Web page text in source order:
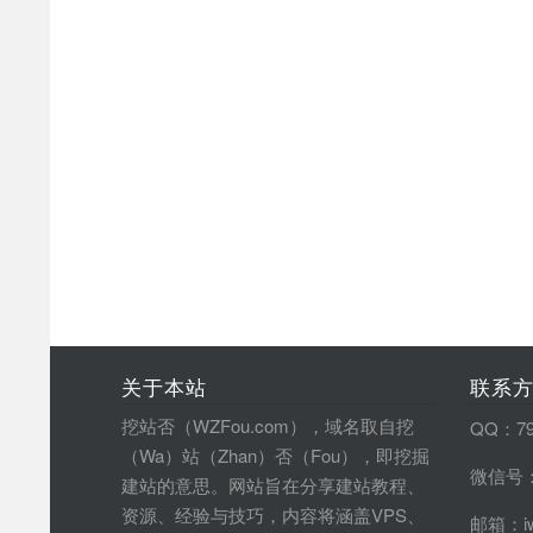
关于本站
挖站否（WZFou.com），域名取自挖
（Wa）站（Zhan）否（Fou），即挖掘
建站的意思。网站旨在分享建站教程、
资源、经验与技巧，内容将涵盖VPS、
联系
QQ：
微信号
邮箱：